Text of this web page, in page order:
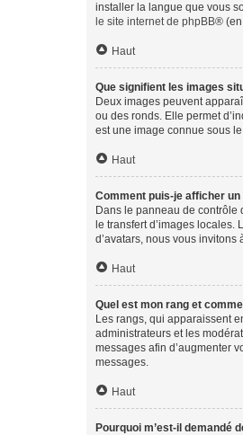
installer la langue que vous
le site internet de phpBB®
Haut
Que signifient les images
Deux images peuvent
ou des ronds. Elle permet
est une image connue sous
Haut
Comment puis-je afficher un
Dans le panneau de contrôle
le transfert d’images
d’avatars, nous vous
Haut
Quel est mon rang et
Les rangs, qui apparaissent
administrateurs et les
messages afin d’augmenter
messages.
Haut
Pourquoi m’est-il demandé